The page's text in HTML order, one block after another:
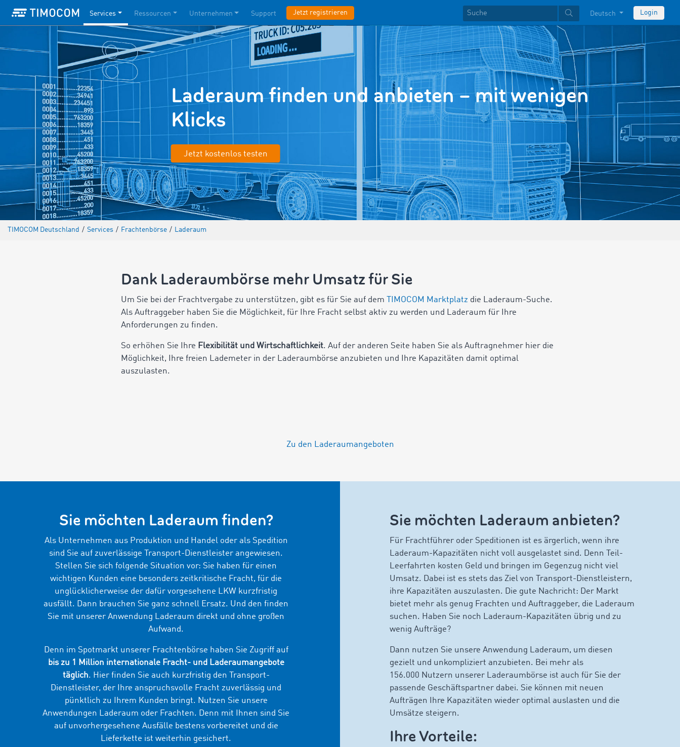
Services Ressourcen Unternehmen Support Jetzt registrieren Deutsch Login
Laderaum finden und anbieten – mit wenigen
Klicks
Jetzt kostenlos testen
TIMOCOM Deutschland / Services / Frachtenbörse / Laderaum
Dank Laderaumbörse mehr Umsatz für Sie
Um Sie bei der Frachtvergabe zu unterstützen, gibt es für Sie auf dem TIMOCOM Marktplatz die Laderaum-Suche.
Als Auftraggeber haben Sie die Möglichkeit, für Ihre Fracht selbst aktiv zu werden und Laderaum für Ihre
Anforderungen zu finden.
So erhöhen Sie Ihre Flexibilität und Wirtschaftlichkeit. Auf der anderen Seite haben Sie als Auftragnehmer hier die
Möglichkeit, Ihre freien Lademeter in der Laderaumbörse anzubieten und Ihre Kapazitäten damit optimal
auszulasten.
Zu den Laderaumangeboten
Sie möchten Laderaum finden?
Als Unternehmen aus Produktion und Handel oder als Spedition
sind Sie auf zuverlässige Transport-Dienstleister angewiesen.
Stellen Sie sich folgende Situation vor: Sie haben für einen
wichtigen Kunden eine besonders zeitkritische Fracht, für die
unglücklicherweise der dafür vorgesehene LKW kurzfristig
ausfällt. Dann brauchen Sie ganz schnell Ersatz. Und den finden
Sie mit unserer Anwendung Laderaum direkt und ohne großen
Aufwand.
Denn im Spotmarkt unserer Frachtenbörse haben Sie Zugriff auf
bis zu 1 Million internationale Fracht- und Laderaumangebote
täglich. Hier finden Sie auch kurzfristig den Transport-
Dienstleister, der Ihre anspruchsvolle Fracht zuverlässig und
pünktlich zu Ihrem Kunden bringt. Nutzen Sie unsere
Anwendungen Laderaum oder Frachten. Denn mit Ihnen sind Sie
auf unvorhergesehene Ausfälle bestens vorbereitet und die
Lieferkette ist weiterhin gesichert.
Sie möchten Laderaum anbieten?
Für Frachtführer oder Speditionen ist es ärgerlich, wenn ihre
Laderaum-Kapazitäten nicht voll ausgelastet sind. Denn Teil-
Leerfahrten kosten Geld und bringen im Gegenzug nicht viel
Umsatz. Dabei ist es stets das Ziel von Transport-Dienstleistern,
ihre Kapazitäten auszulasten. Die gute Nachricht: Der Markt
bietet mehr als genug Frachten und Auftraggeber, die Laderaum
suchen. Haben Sie noch Laderaum-Kapazitäten übrig und zu
wenig Aufträge?
Dann nutzen Sie unsere Anwendung Laderaum, um diesen
gezielt und unkompliziert anzubieten. Bei mehr als
156.000 Nutzern unserer Laderaumbörse ist auch für Sie der
passende Geschäftspartner dabei. Sie können mit neuen
Aufträgen Ihre Kapazitäten wieder optimal auslasten und die
Umsätze steigern.
Ihre Vorteile: